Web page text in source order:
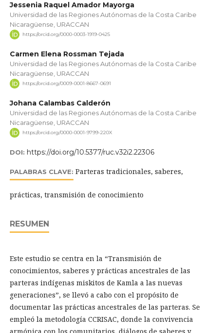
Jessenia Raquel Amador Mayorga
Universidad de las Regiones Autónomas de la Costa Caribe
Nicaragüense, URACCAN
https://orcid.org/0000-0003-1919-0425
Carmen Elena Rossman Tejada
Universidad de las Regiones Autónomas de la Costa Caribe
Nicaragüense, URACCAN
https://orcid.org/0009-0001-8667-0691
Johana Calambas Calderón
Universidad de las Regiones Autónomas de la Costa Caribe
Nicaragüense, URACCAN
https://orcid.org/0000-0001-9799-220X
DOI: https://doi.org/10.5377/ruc.v32i2.22306
PALABRAS CLAVE: Parteras tradicionales, saberes,
prácticas, transmisión de conocimiento
RESUMEN
Este estudio se centra en la “Transmisión de
conocimientos, saberes y prácticas ancestrales de las
parteras indígenas miskitos de Kamla a las nuevas
generaciones”, se llevó a cabo con el propósito de
documentar las prácticas ancestrales de las parteras. Se
empleó la metodología CCRISAC, donde la convivencia